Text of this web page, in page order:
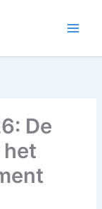
De
het